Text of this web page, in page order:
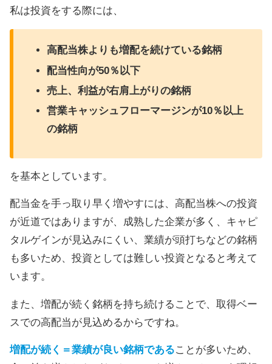
私は投資をする際には、
高配当株よりも増配を続けている銘柄
配当性向が50％以下
売上、利益が右肩上がりの銘柄
営業キャッシュフローマージンが10％以上
の銘柄
を基本としています。
配当金を手っ取り早く増やすには、高配当株への投資
が近道ではありますが、成熟した企業が多く、キャピ
タルゲインが見込みにくい、業績が頭打ちなどの銘柄
も多いため、投資としては難しい投資となると考えて
います。
また、増配が続く銘柄を持ち続けることで、取得ベー
スでの高配当が見込めるからですね。
増配が続く＝業績が良い銘柄であることが多いため、